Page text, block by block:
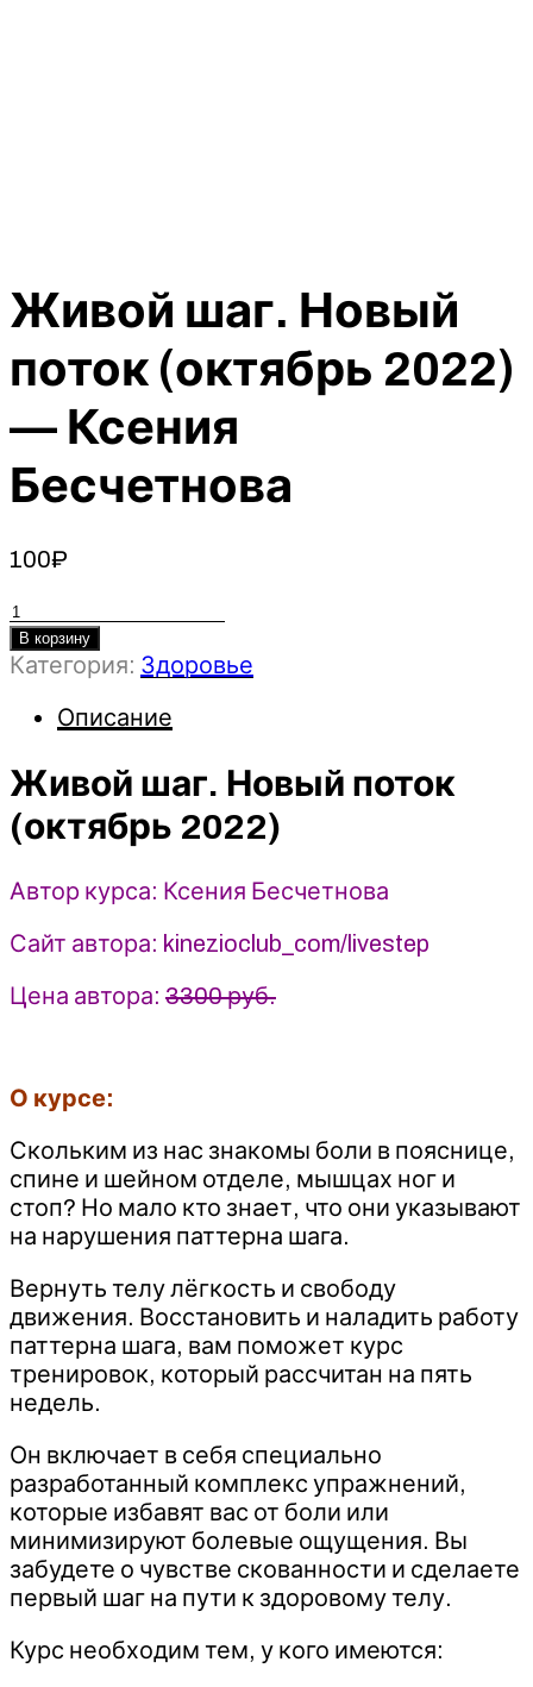
Живой шаг. Новый
поток (октябрь 2022)
— Ксения
Бесчетнова
100₽
Количество
товара
Живой
Новый
(октябрь
2022)
-
Бесчетнова
В корзину
Категория: Здоровье
Описание
Живой шаг. Новый поток
(октябрь 2022)
Автор курса: Ксения Бесчетнова
Сайт автора: kinezioclub_com/livestep
Цена автора: 3300 руб.
О курсе:
Скольким из нас знакомы боли в пояснице,
спине и шейном отделе, мышцах ног и
стоп? Но мало кто знает, что они указывают
на нарушения паттерна шага.
Вернуть телу лёгкость и свободу
движения. Восстановить и наладить работу
паттерна шага, вам поможет курс
тренировок, который рассчитан на пять
недель.
Он включает в себя специально
разработанный комплекс упражнений,
которые избавят вас от боли или
минимизируют болевые ощущения. Вы
забудете о чувстве скованности и сделаете
первый шаг на пути к здоровому телу.
Курс необходим тем, у кого имеются: